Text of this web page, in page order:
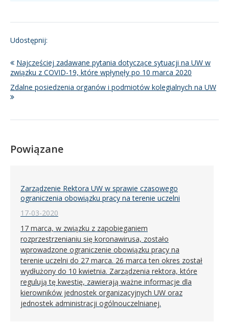
Udostępnij:
Najczęściej zadawane pytania dotyczące sytuacji na UW w
związku z COVID-19, które wpłynęły po 10 marca 2020
Zdalne posiedzenia organów i podmiotów kolegialnych na UW
Powiązane
Zarządzenie Rektora UW w sprawie czasowego
ograniczenia obowiązku pracy na terenie uczelni
17-03-2020
17 marca, w związku z zapobieganiem
rozprzestrzenianiu się koronawirusa, zostało
wprowadzone ograniczenie obowiązku pracy na
terenie uczelni do 27 marca. 26 marca ten okres został
wydłużony do 10 kwietnia. Zarządzenia rektora, które
regulują tę kwestię, zawierają ważne informacje dla
kierowników jednostek organizacyjnych UW oraz
jednostek administracji ogólnouczelnianej.